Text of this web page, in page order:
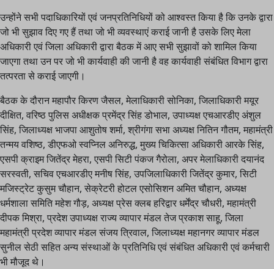
उन्होंने सभी पदाधिकारियों एवं जनप्रतिनिधियों को आश्वस्त किया है कि उनके द्वारा
जो भी सुझाव दिए गए हैं तथा जो भी व्यवस्थाएं कराई जानी है उसके लिए मेला
अधिकारी एवं जिला अधिकारी द्वारा बैठक में आए सभी सुझावों को शामिल किया
जाएगा तथा उन पर जो भी कार्यवाही की जानी है वह कार्यवाही संबंधित विभाग द्वारा
तत्परता से कराई जाएगी।
बैठक के दौरान महापौर किरण जैसल, मेलाधिकारी सोनिका, जिलाधिकारी मयूर
दीक्षित, वरिष्ठ पुलिस अधीक्षक प्रमेंद्र सिंह डोभाल, उपाध्यक्ष एचआरडीए अंशुल
सिंह, जिलाध्यक्ष भाजपा आशुतोष शर्मा, श्रीगंगा सभा अध्यक्ष नितिन गौतम, महामंत्री
तन्मय वशिष्ठ, डीएफओ स्वप्निल अनिरुद्ध, मुख्य चिकित्सा अधिकारी आरके सिंह,
एसपी क्राइम जितेंद्र मेहरा, एसपी सिटी पंकज गैरोला, अपर मेलाधिकारी दयानंद
सरस्वती, सचिव एचआरडीए मनीष सिंह, उपजिलाधिकारी जितेंद्र कुमार, सिटी
मजिस्ट्रेट कुसुम चौहान, सेक्रेटरी होटल एसोसिशन अमित चौहान, अध्यक्ष
धर्मशाला समिति महेश गौड़, अध्यक्ष प्रेस क्लब हरिद्वार धर्मेंद्र चौधरी, महामंत्री
दीपक मिश्रा, प्रदेश उपाध्यक्ष राज्य व्यापार मंडल तेज प्रकाश साहू, जिला
महामंत्री प्रदेश व्यापार मंडल संजय त्रिवाल, जिलाध्यक्ष महानगर व्यापार मंडल
सुनील सेठी सहित अन्य संस्थाओं के प्रतिनिधि एवं संबंधित अधिकारी एवं कर्मचारी
भी मौजूद थे।